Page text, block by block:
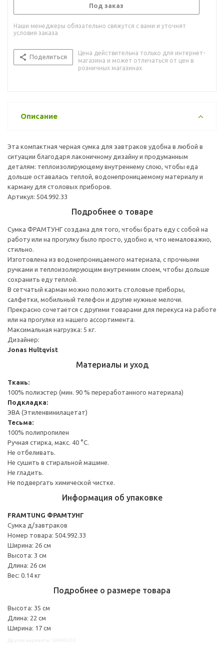
Под заказ
Наши менеджеры обязательно свяжутся с вами и уточнят
условия заказа
Поделиться
Цена действительна только для интернет-
магазина и может отличаться от цен в
розничных магазинах
Описание
Эта компактная черная сумка для завтраков удобна в любой в
ситуации благодаря лаконичному дизайну и продуманным
деталям: теплоизолирующему внутреннему слою, чтобы еда
дольше оставалась теплой, водонепроницаемому материалу и
карману для столовых приборов.
Артикул: 504.992.33
Подробнее о товаре
Сумка ФРАМТУНГ создана для того, чтобы брать еду с собой на
работу или на прогулку было просто, удобно и, что немаловажно,
стильно.
Изготовлена из водонепроницаемого материала, с прочными
ручками и теплоизолирующим внутренним слоем, чтобы дольше
сохранить еду теплой.
В сетчатый карман можно положить столовые приборы,
салфетки, мобильный телефон и другие нужные мелочи.
Прекрасно сочетается с другими товарами для перекуса на работе
или на прогулке из нашего ассортимента.
Максимальная нагрузка: 5 кг.
Дизайнер:
Jonas Hultqvist
Материалы и уход
Ткань:
100% полиэстер (мин. 90 % переработанного материала)
Подкладка:
ЭВА (Этиленвинилацетат)
Тесьма:
100% полипропилен
Ручная стирка, макс. 40 °C.
Не отбеливать.
Не сушить в стиральной машине.
Не гладить.
Не подвергать химической чистке.
Информация об упаковке
FRAMTUNG ФРАМТУНГ
Сумка д/завтраков
Номер товара: 504.992.33
Ширина: 26 см
Высота: 3 см
Длина: 26 см
Вес: 0.14 кг
Подробнее о размере товара
Высота: 35 см
Длина: 22 см
Ширина: 17 см